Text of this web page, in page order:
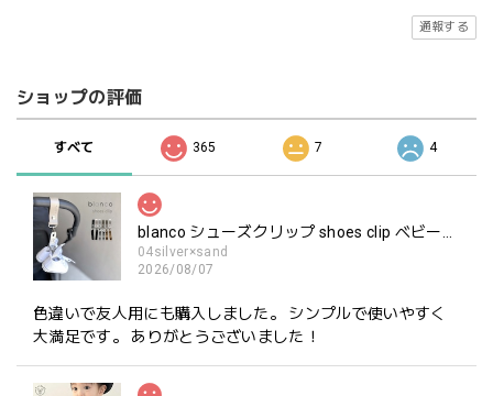
通報する
ショップの評価
すべて 365 7 4
04silver×sand
2026/08/07
色違いで友人用にも購入しました。 シンプルで使いやすく
大満足です。 ありがとうございました！